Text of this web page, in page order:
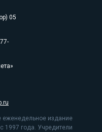
05
еженедельное издание
1997 года. Учредители